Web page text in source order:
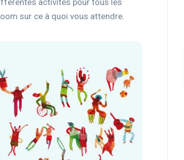
activités pour tous les
sur ce à quoi vous attendre.